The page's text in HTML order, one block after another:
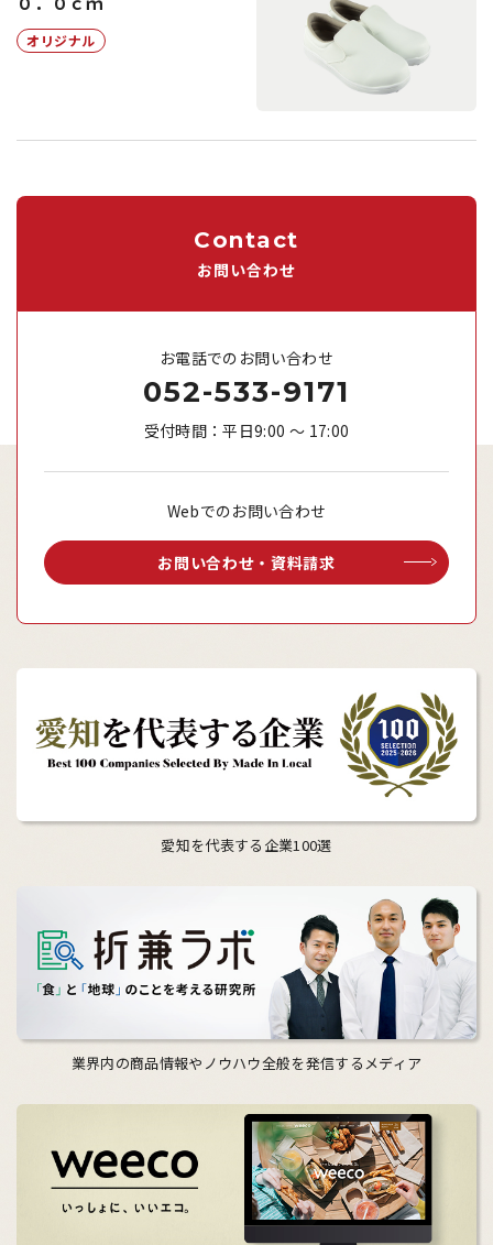
オリジナル
Contact
お問い合わせ
お電話でのお問い合わせ
052-533-9171
受付時間：平日9:00 ～ 17:00
Webでのお問い合わせ
お問い合わせ・資料請求
愛知を代表する企業100選
業界内の商品情報やノウハウ全般を発信するメディア